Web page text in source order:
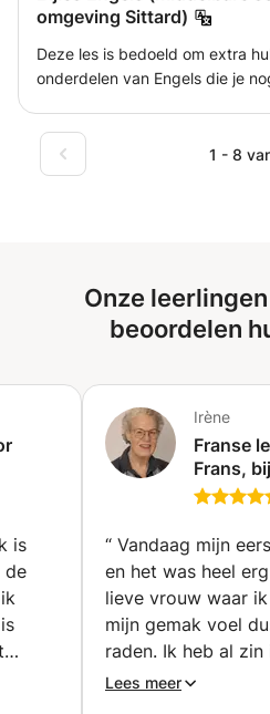
om het jou zo goed mogelijk te
omgeving Sittard)
Deze les is bedoeld om extra
onderdelen van Engels die je
denk dat ik goed kan helpen. Ik heb mijn gymnasium dit
jaar (cum laude) afgerond dus
1 - 8
Onze
beoordelen
is
de
Irène
Franse
Frans,
lessen
“ Vandaag mijn
en het was heel
lieve vrouw waar
mijn gemak voel
raden. Ik heb al zin
les☺️ ”
Lees meer